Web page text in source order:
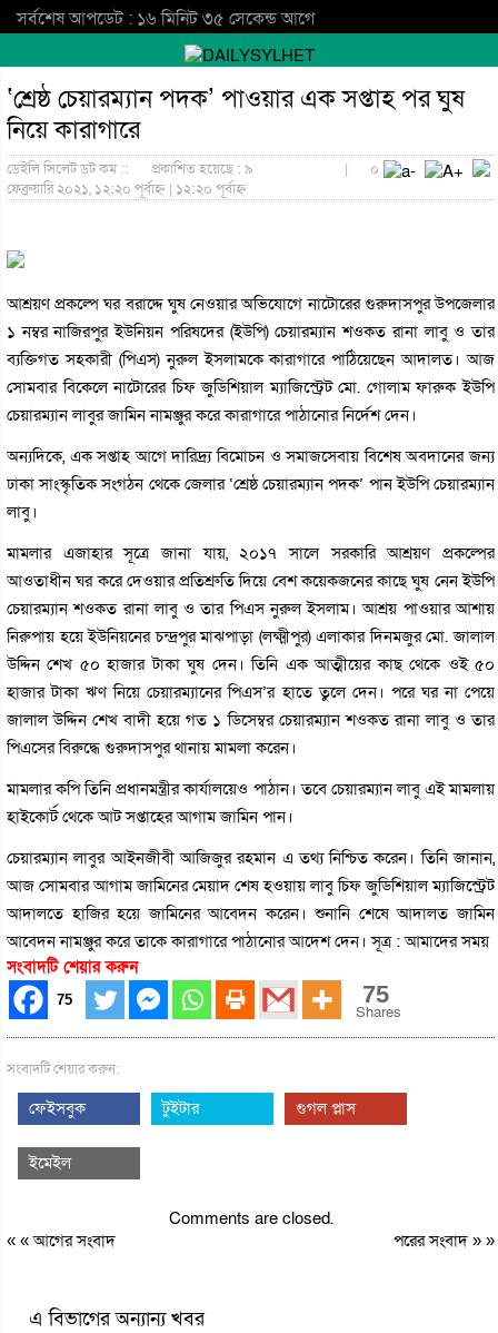
সর্বশেষ আপডেট : ১৬ মিনিট ৩৫ সেকেন্ড আগে
‘শ্রেষ্ঠ চেয়ারম্যান পদক’ পাওয়ার এক সপ্তাহ পর ঘুষ
নিয়ে কারাগারে
ডেইলি সিলেট ডট কম ::
প্রকাশিত হয়েছে : ৯
ফেব্রুয়ারি ২০২১, ১২:২০ পূর্বাহ্ন | ১২:২০ পূর্বাহ্ন
| ০
আশ্রয়ণ প্রকল্পে ঘর বরাদ্দে ঘুষ নেওয়ার অভিযোগে নাটোরের গুরুদাসপুর উপজেলার
১ নম্বর নাজিরপুর ইউনিয়ন পরিষদের (ইউপি) চেয়ারম্যান শওকত রানা লাবু ও তার
ব্যক্তিগত সহকারী (পিএস) নুরুল ইসলামকে কারাগারে পাঠিয়েছেন আদালত। আজ
সোমবার বিকেলে নাটোরের চিফ জুডিশিয়াল ম্যাজিস্ট্রেট মো. গোলাম ফারুক ইউপি
চেয়ারম্যান লাবুর জামিন নামঞ্জুর করে কারাগারে পাঠানোর নির্দেশ দেন।
অন্যদিকে, এক সপ্তাহ আগে দারিদ্র্য বিমোচন ও সমাজসেবায় বিশেষ অবদানের জন্য
ঢাকা সাংস্কৃতিক সংগঠন থেকে জেলার ‘শ্রেষ্ঠ চেয়ারম্যান পদক’ পান ইউপি চেয়ারম্যান
লাবু।
মামলার এজাহার সূত্রে জানা যায়, ২০১৭ সালে সরকারি আশ্রয়ণ প্রকল্পের
আওতাধীন ঘর করে দেওয়ার প্রতিশ্রুতি দিয়ে বেশ কয়েকজনের কাছে ঘুষ নেন ইউপি
চেয়ারম্যান শওকত রানা লাবু ও তার পিএস নুরুল ইসলাম। আশ্রয় পাওয়ার আশায়
নিরুপায় হয়ে ইউনিয়নের চন্দ্রপুর মাঝপাড়া (লক্ষ্মীপুর) এলাকার দিনমজুর মো. জালাল
উদ্দিন শেখ ৫০ হাজার টাকা ঘুষ দেন। তিনি এক আত্মীয়ের কাছ থেকে ওই ৫০
হাজার টাকা ঋণ নিয়ে চেয়ারম্যানের পিএস’র হাতে তুলে দেন। পরে ঘর না পেয়ে
জালাল উদ্দিন শেখ বাদী হয়ে গত ১ ডিসেম্বর চেয়ারম্যান শওকত রানা লাবু ও তার
পিএসের বিরুদ্ধে গুরুদাসপুর থানায় মামলা করেন।
মামলার কপি তিনি প্রধানমন্ত্রীর কার্যালয়েও পাঠান। তবে চেয়ারম্যান লাবু এই মামলায়
হাইকোর্ট থেকে আট সপ্তাহের আগাম জামিন পান।
চেয়ারম্যান লাবুর আইনজীবী আজিজুর রহমান এ তথ্য নিশ্চিত করেন। তিনি জানান,
আজ সোমবার আগাম জামিনের মেয়াদ শেষ হওয়ায় লাবু চিফ জুডিশিয়াল ম্যাজিস্ট্রেট
আদালতে হাজির হয়ে জামিনের আবেদন করেন। শুনানি শেষে আদালত জামিন
আবেদন নামঞ্জুর করে তাকে কারাগারে পাঠানোর আদেশ দেন। সূত্র : আমাদের সময়
সংবাদটি শেয়ার করুন
75 75
Shares
সংবাদটি শেয়ার করুন:
ফেইসবুক টুইটার গুগল প্লাস
ইমেইল
Comments are closed.
« «আগের সংবাদ পরের সংবাদ» »
এ বিভাগের অন্যান্য খবর